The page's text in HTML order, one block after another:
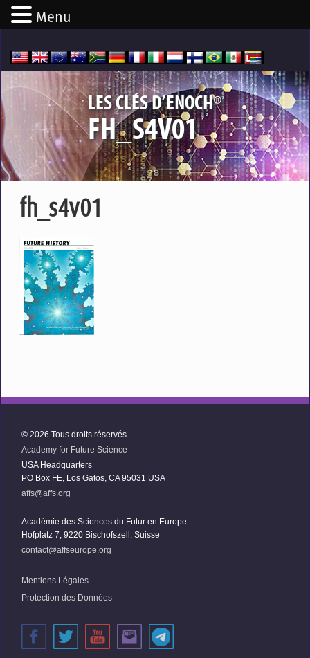
LES CLÉS D’ENOCH®
FH_S4V01
fh_s4v01
© 2026 Tous droits réservés
Academy for Future Science
USA Headquarters
PO Box FE, Los Gatos, CA 95031 USA
affs@affs.org
Académie des Sciences du Futur en Europe
Hofplatz 7, 9220 Bischofszell, Suisse
contact@affseurope.org
Mentions Légales
Protection des Données
Menu